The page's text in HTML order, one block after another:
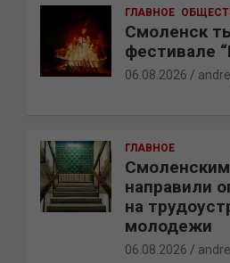
ГЛАВНОЕ
Смоленск
фестивале
06.08.2026
ГЛАВНОЕ
направили
на
молодежи
06.08.2026